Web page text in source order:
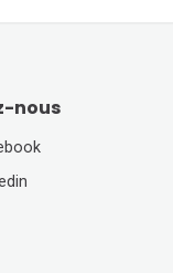
nous